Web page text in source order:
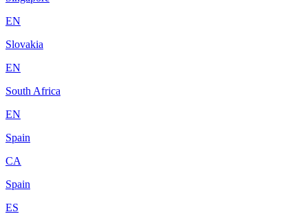
EN
Slovakia
EN
South Africa
EN
Spain
CA
Spain
ES